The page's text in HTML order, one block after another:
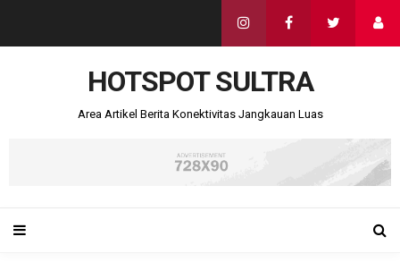
HOTSPOT SULTRA
Area Artikel Berita Konektivitas Jangkauan Luas